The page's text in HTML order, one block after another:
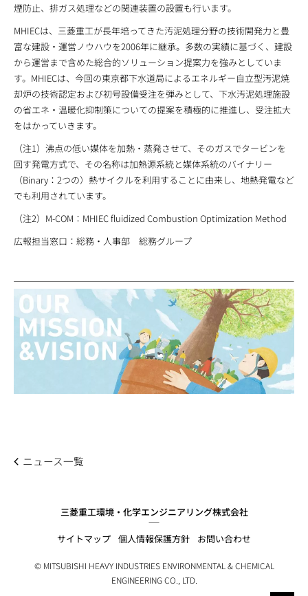
煙防止、排ガス処理などの関連装置の設置も行います。
MHIECは、三菱重工が長年培ってきた汚泥処理分野の技術開発力と豊
富な建設・運営ノウハウを2006年に継承。多数の実績に基づく、建設
から運営まで含めた総合的ソリューション提案力を強みとしていま
す。MHIECは、今回の東京都下水道局によるエネルギー自立型汚泥焼
却炉の技術認定および初号設備受注を弾みとして、下水汚泥処理施設
の省エネ・温暖化抑制策についての提案を積極的に推進し、受注拡大
をはかっていきます。
（注1）沸点の低い媒体を加熱・蒸発させて、そのガスでタービンを
回す発電方式で、その名称は加熱源系統と媒体系統のバイナリー
（Binary：2つの）熱サイクルを利用することに由来し、地熱発電など
でも利用されています。
（注2）M-COM：MHIEC fluidized Combustion Optimization Method
広報担当窓口：総務・人事部 総務グループ
ニュース一覧
三菱重工環境・化学エンジニアリング株式会社
サイトマップ 個人情報保護方針 お問い合わせ
© MITSUBISHI HEAVY INDUSTRIES ENVIRONMENTAL & CHEMICAL
ENGINEERING CO., LTD.